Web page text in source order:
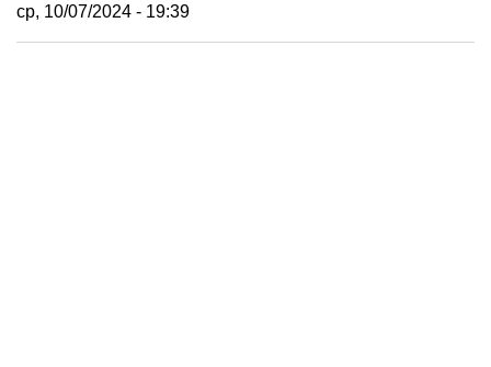
ср, 10/07/2024 - 19:39